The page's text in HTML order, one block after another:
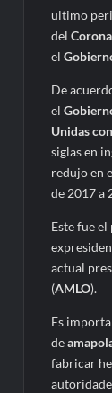
ultimo
del
el
De
el
Unidas
siglas en
redujo en
de 2017 a
Este fue
actual
(AMLO).
Es
de
fabricar